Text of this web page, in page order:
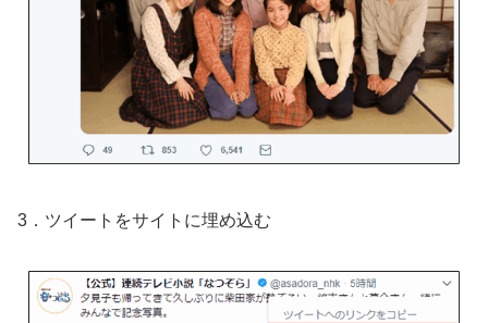
3．ツイートをサイトに埋め込む